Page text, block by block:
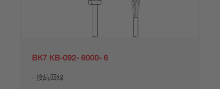
BK7 KB-092- 6000- 6
接続回線